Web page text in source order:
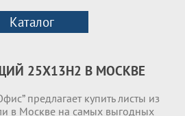
Каталог
25Х13Н2 В МОСКВЕ
предлагает купить листы из
в Москве на самых выгодных